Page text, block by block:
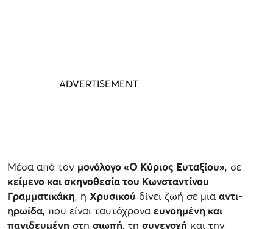
Μέσα από τον μονόλογο «Ο Κύριος Ευταξίου», σε
κείμενο και σκηνοθεσία του Κωνσταντίνου
Γραμματικάκη, η Χρυσικού δίνει ζωή σε μια αντι-
ηρωίδα, που είναι ταυτόχρονα ευνοημένη και
παγιδευμένη στη σιωπή, τη συνενοχή και την